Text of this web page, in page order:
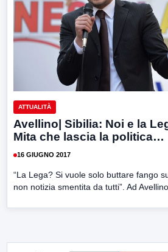
ATTUALITÀ
Avellino| Sibilia: Noi e la
Mita che lascia la politica…
16 GIUGNO 2017
“La Lega? Si vuole solo buttare fango
non notizia smentita da tutti”. Ad